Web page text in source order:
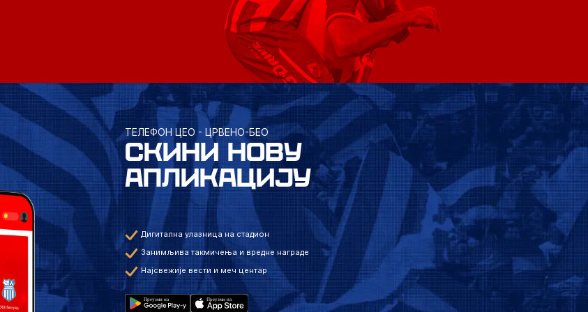
ТЕЛЕФОН ЦЕО - ЦРВЕНО-БЕО
СКИНИ НОВУ
АПЛИКАЦИЈУ
Дигитална улазница на стадион
Занимљива такмичења и вредне награде
Најсвежије вести и меч центар